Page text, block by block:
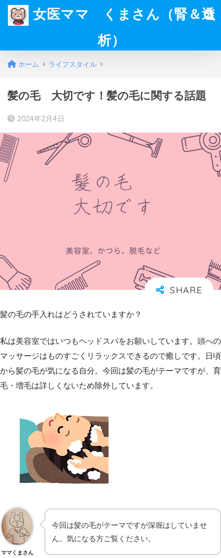
女医ママ くまさん（腎＆透
析）
ホーム ライフスタイル
髪の毛 大切です！髪の毛に関する話題
2024年2月4日
髪の毛の手入れはどうされていますか？
私は美容室ではいつもヘッドスパをお願いしています。頭への
マッサージはものすごくリラックスできるので癒しです。日頃
から髪の毛が気になる自分。今回は髪の毛がテーマですが、育
毛・増毛は詳しくないため除外しています。
ママくまさん
今回は髪の毛がテーマですが深堀はしていませ
ん。気になる方ご覧ください。